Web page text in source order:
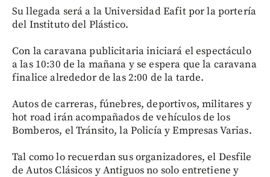
Su llegada será a la Universidad Eafit por la portería
del Instituto del Plástico.
Con la caravana publicitaria iniciará el espectáculo
a las 10:30 de la mañana y se espera que la caravana
finalice alrededor de las 2:00 de la tarde.
Autos de carreras, fúnebres, deportivos, militares y
hot road irán acompañados de vehículos de los
Bomberos, el Tránsito, la Policía y Empresas Varias.
Tal como lo recuerdan sus organizadores, el Desfile
de Autos Clásicos y Antiguos no solo entretiene y